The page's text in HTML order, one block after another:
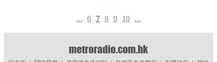
... 6 7 8 9 10 ...